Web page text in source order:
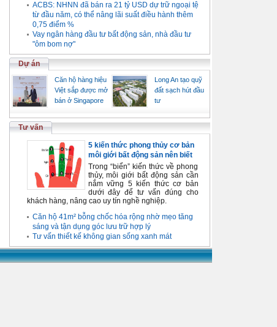
ACBS: NHNN đã bán ra 21 tỷ USD dự trữ ngoại tệ
từ đầu năm, có thể nâng lãi suất điều hành thêm
0,75 điểm %
Vay ngân hàng đầu tư bất động sản, nhà đầu tư
"ôm bom nợ"
Dự án
Căn hộ hàng hiệu
Việt sắp được mở
bán ở Singapore
Long An tạo quỹ
đất sạch hút đầu
tư
Tư vấn
5 kiến thức phong thủy cơ bản
môi giới bất động sản nên biết
Trong “biển” kiến thức về phong
thủy, môi giới bất động sản cần
nắm vững 5 kiến thức cơ bản
dưới đây để tư vấn đúng cho
khách hàng, nâng cao uy tín nghề nghiệp.
Căn hộ 41m² bỗng chốc hóa rộng nhờ mẹo tăng
sáng và tận dụng góc lưu trữ hợp lý
Tư vấn thiết kế không gian sống xanh mát